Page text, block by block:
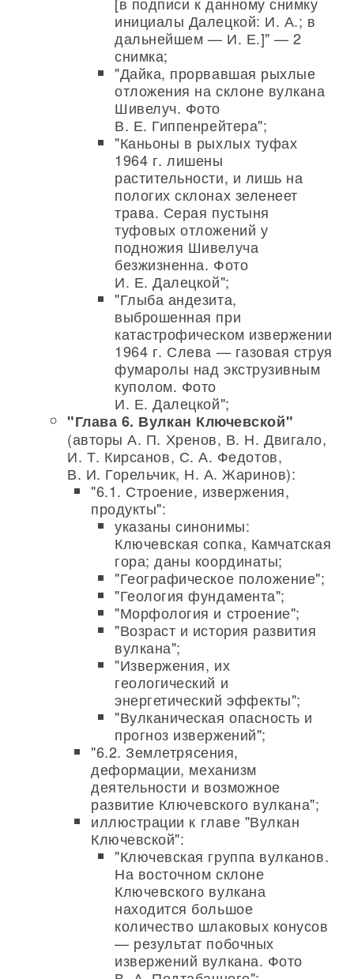
инициалы Далецкой: И. А.; в
дальнейшем — И. Е.]" — 2
снимка;
"Дайка, прорвавшая рыхлые
отложения на склоне вулкана
Шивелуч. Фото
В. Е. Гиппенрейтера";
"Каньоны в рыхлых туфах
1964 г. лишены
растительности, и лишь на
пологих склонах зеленеет
трава. Серая пустыня
туфовых отложений у
подножия Шивелуча
безжизненна. Фото
И. Е. Далецкой";
"Глыба андезита,
выброшенная при
катастрофическом извержении
1964 г. Слева — газовая струя
фумаролы над экструзивным
куполом. Фото
И. Е. Далецкой";
"Глава 6. Вулкан Ключевской"
(авторы А. П. Хренов, В. Н. Двигало,
И. Т. Кирсанов, С. А. Федотов,
В. И. Горельчик, Н. А. Жаринов):
"6.1. Строение, извержения,
продукты":
указаны синонимы:
Ключевская сопка, Камчатская
гора; даны координаты;
"Географическое положение";
"Геология фундамента";
"Морфология и строение";
"Возраст и история развития
вулкана";
"Извержения, их
геологический и
энергетический эффекты";
"Вулканическая опасность и
прогноз извержений";
"6.2. Землетрясения,
деформации, механизм
деятельности и возможное
развитие Ключевского вулкана";
иллюстрации к главе "Вулкан
Ключевской":
"Ключевская группа вулканов.
На восточном склоне
Ключевского вулкана
находится большое
количество шлаковых конусов
— результат побочных
извержений вулкана. Фото